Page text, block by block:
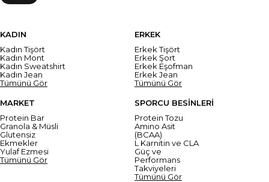
KADIN
Kadın Tişört
Kadın Mont
Kadın Sweatshirt
Kadın Jean
Tümünü Gör
ERKEK
Erkek Tişört
Erkek Şort
Erkek Eşofman
Erkek Jean
Tümünü Gör
MARKET
Protein Bar
Granola & Müsli
Glutensiz
Ekmekler
Yulaf Ezmesi
Tümünü Gör
SPORCU BESİNLERİ
Protein Tozu
Amino Asit
(BCAA)
L Karnitin ve CLA
Güç ve
Performans
Takviyeleri
Tümünü Gör